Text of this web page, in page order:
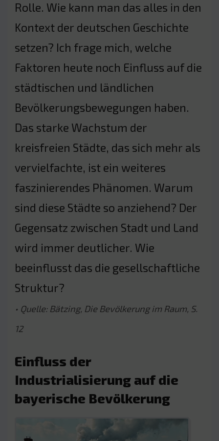
Rolle. Wie kann man das alles in den
Kontext der deutschen Geschichte
setzen? Ich frage mich, welche
Faktoren heute noch Einfluss auf die
städtischen und ländlichen
Bevölkerungsbewegungen haben.
Das starke Wachstum der
kreisfreien Städte, das sich mehr als
vervielfachte, ist ein weiteres
faszinierendes Phänomen. Warum
sind diese Städte so anziehend? Der
Gegensatz zwischen Stadt und Land
wird immer deutlicher. Wie
beeinflusst das die gesellschaftliche
Struktur?
• Quelle: Bätzing, Die Bevölkerung im Raum, S.
12
Einfluss der
Industrialisierung auf die
bayerische Bevölkerung